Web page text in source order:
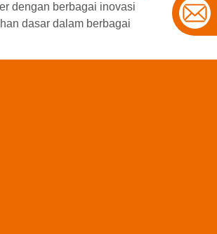
dengan berbagai inovasi
dasar dalam berbagai